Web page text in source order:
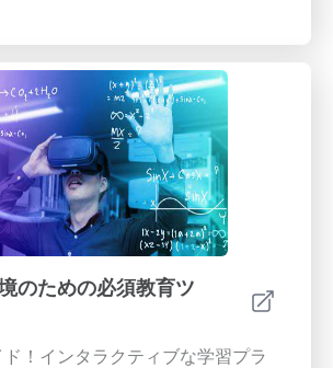
な役割を果たします。私たちの
は、協力の促進、専門的な成長
術の効果的な活用といった重要な
当てています。協力とチームワー
者間の協力的な雰囲気が、どのよ
源の共有につながり、最終的には
ティ全体に利益をもたらすのかを
門的な成長の促進 教育者にとって
の重要性を探り、これが教育の質
せる方法を学び、子どもたちの成
す。幸福度と仕事の満足度を向
環境を支援し、職場における満足
スタッフ間の帰属意識を促進する
す。体験的学習戦略の実施 体験
のための必須教育ツ
！インタラクティブな学習プラ